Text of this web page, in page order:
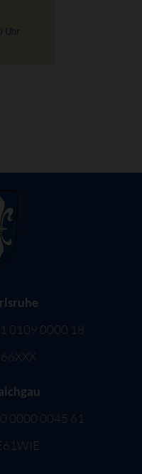
Uhr
0109 0000 18
0000 0045 61